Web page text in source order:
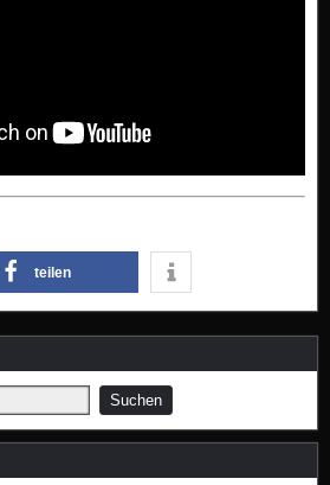
teilen